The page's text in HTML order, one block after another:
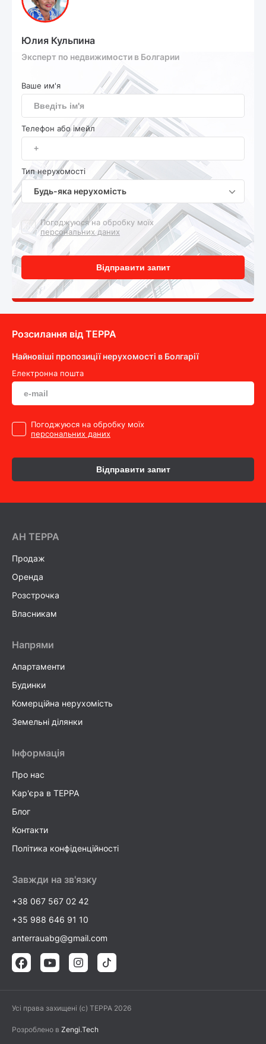
Юлия Кульпина
Эксперт по недвижимости в Болгарии
Ваше им'я
Телефон або імейл
Тип нерухомості
Будь-яка нерухомість
Погоджуюся на обробку моїх
персональних даних
Відправити запит
Розсилання від ТEPPA
Найновіші пропозиції нерухомості в Болгарії
Електронна пошта
Погоджуюся на обробку моїх
персональних даних
Відправити запит
AH ТEPPA
Продаж
Оренда
Розстрочка
Власникам
Напрями
Апартаменти
Будинки
Комерційна нерухомість
Земельні ділянки
Інформація
Про нас
Кар'єра в TEPPA
Блог
Контакти
Політика конфіденційності
Завжди на зв'язку
+38 067 567 02 42
+35 988 646 91 10
anterrauabg@gmail.com
Усі права захищені (c) TEPPA 2026
Розроблено в Zengi.Tech